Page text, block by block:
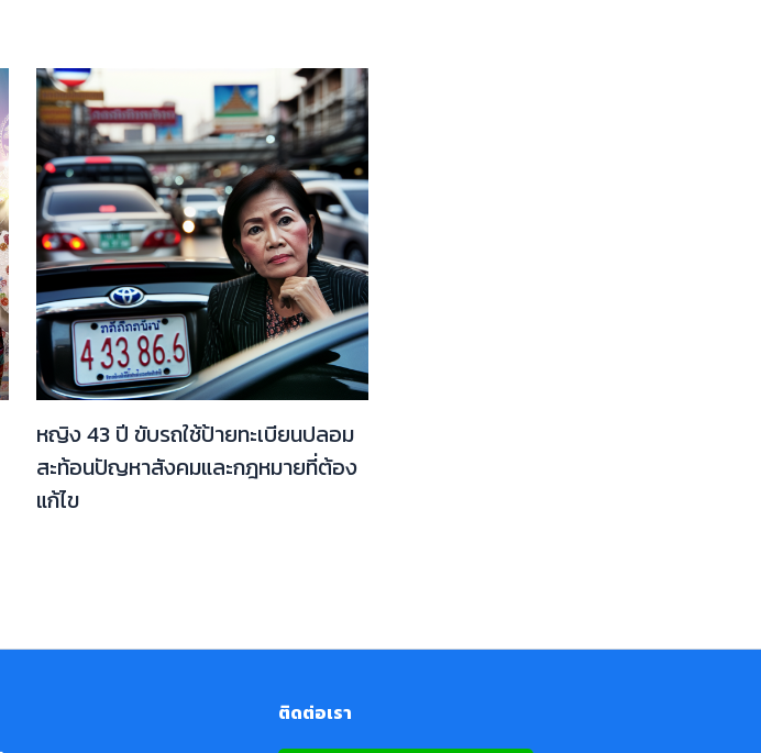
หญิง 43 ปี ขับรถใช้ป้ายทะเบียนปลอม
สะท้อนปัญหาสังคมและกฎหมายที่ต้อง
แก้ไข
ติดต่อเรา